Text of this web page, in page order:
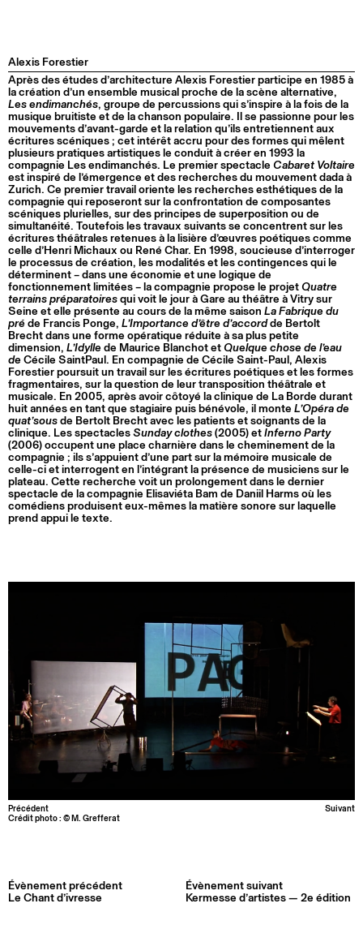
Alexis Forestier
Après des études d’architecture Alexis Forestier participe en 1985 à
la création d’un ensemble musical proche de la scène alternative,
Les endimanchés, groupe de percussions qui s’inspire à la fois de la
musique bruitiste et de la chanson populaire. Il se passionne pour les
mouvements d’avant-garde et la relation qu’ils entretiennent aux
écritures scéniques ; cet intérêt accru pour des formes qui mêlent
plusieurs pratiques artistiques le conduit à créer en 1993 la
compagnie Les endimanchés. Le premier spectacle Cabaret Voltaire
est inspiré de l’émergence et des recherches du mouvement dada à
Zurich. Ce premier travail oriente les recherches esthétiques de la
compagnie qui reposeront sur la confrontation de composantes
scéniques plurielles, sur des principes de superposition ou de
simultanéité. Toutefois les travaux suivants se concentrent sur les
écritures théâtrales retenues à la lisière d’œuvres poétiques comme
celle d’Henri Michaux ou René Char. En 1998, soucieuse d’interroger
le processus de création, les modalités et les contingences qui le
déterminent – dans une économie et une logique de
fonctionnement limitées – la compagnie propose le projet Quatre
terrains préparatoires qui voit le jour à Gare au théâtre à Vitry sur
Seine et elle présente au cours de la même saison La Fabrique du
pré de Francis Ponge, L’Importance d’être d’accordde Bertolt
Brecht dans une forme opératique réduite à sa plus petite
dimension, L’Idylle de Maurice Blanchot et Quelque chose de l’eau
de Cécile SaintPaul. En compagnie de Cécile Saint-Paul, Alexis
Forestier poursuit un travail sur les écritures poétiques et les formes
fragmentaires, sur la question de leur transposition théâtrale et
musicale. En 2005, après avoir côtoyé la clinique de La Borde durant
huit années en tant que stagiaire puis bénévole, il monte L’Opéra de
quat’sous de Bertolt Brecht avec les patients et soignants de la
clinique. Les spectacles Sunday clothes (2005) et Inferno Party
(2006) occupent une place charnière dans le cheminement de la
compagnie ; ils s’appuient d’une part sur la mémoire musicale de
celle-ci et interrogent en l’intégrant la présence de musiciens sur le
plateau. Cette recherche voit un prolongement dans le dernier
spectacle de la compagnie Elisaviéta Bam de Daniil Harms où les
comédiens produisent eux-mêmes la matière sonore sur laquelle
prend appui le texte.
Précédent
Suivant
Crédit photo : © M. Grefferat
Évènement précédent
Le Chant d’ivresse
Évènement suivant
Kermesse d’artistes — 2e édition